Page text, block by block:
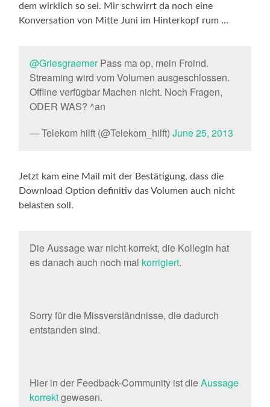
dem wirklich so sei. Mir schwirrt da noch eine
Konversation von Mitte Juni im Hinterkopf rum …
@GriesgraemerPass ma op, mein Froind.
Streaming wird vom Volumen ausgeschlossen.
Offline verfügbar Machen nicht. Noch Fragen,
ODER WAS? ^an
— Telekom hilft (@Telekom_hilft) June 25, 2013
Jetzt kam eine Mail mit der Bestätigung, dass die
Download Option definitiv das Volumen auch nicht
belasten soll.
Die Aussage war nicht korrekt, die Kollegin hat
es danach auch noch mal korrigiert.
Sorry für die Missverständnisse, die dadurch
entstanden sind.
Hier in der Feedback-Community ist dieAussage
korrektgewesen.